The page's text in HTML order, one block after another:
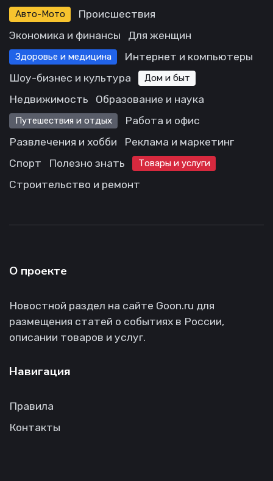
Авто-Мото
Происшествия
Экономика и финансы
Для женщин
Здоровье и медицина
Интернет и компьютеры
Шоу-бизнес и культура
Дом и быт
Недвижимость Образование и наука
Путешествия и отдых
Работа и офис
Развлечения и хобби
Реклама и маркетинг
Спорт
Полезно знать Товары и услуги
Строительство и ремонт
О проекте
Новостной раздел на сайте Goon.ru для
размещения статей о событиях в России,
описании товаров и услуг.
Навигация
Правила
Контакты